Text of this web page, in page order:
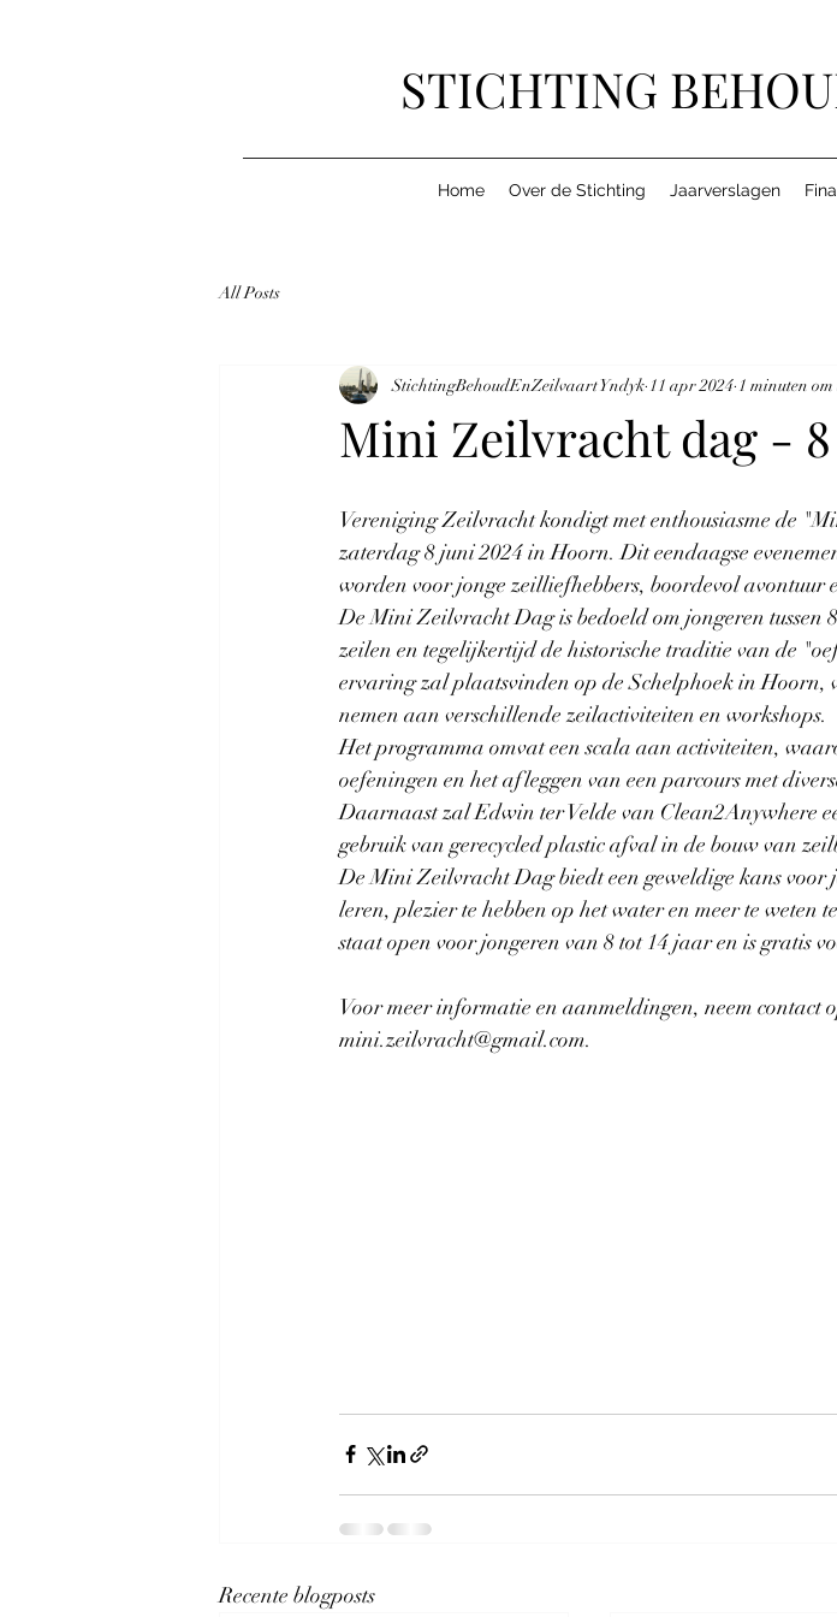
STICHTING
Home Over de Stichting Jaarverslagen
All Posts
Mini Zeilvracht dag -
StichtingBehoudEnZeilvaart Yndyk 11 apr 2024 1 minuten om
Vereniging Zeilvracht kondigt met enthousiasme de
zaterdag 8 juni 2024 in Hoorn. Dit eendaagse
worden voor jonge zeilliefhebbers, boordevol avontuur
De Mini Zeilvracht Dag is bedoeld om jongeren tussen
zeilen en tegelijkertijd de historische traditie van de
ervaring zal plaatsvinden op de Schelphoek in Hoorn,
nemen aan verschillende zeilactiviteiten en workshops.
Het programma omvat een scala aan activiteiten,
oefeningen en het afleggen van een parcours met
Daarnaast zal Edwin ter Velde van Clean2Anywhere
gebruik van gerecycled plastic afval in de bouw van
De Mini Zeilvracht Dag biedt een geweldige kans voor
leren, plezier te hebben op het water en meer te weten
staat open voor jongeren van 8 tot 14 jaar en is gratis
Voor meer informatie en aanmeldingen, neem contact
mini.zeilvracht@gmail.com.
Recente blogposts